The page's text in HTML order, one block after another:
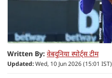
Written By: वेबदुनिया स्पोर्ट्स टीम
Updated:Wed, 10 Jun 2026 (15:01 IST)